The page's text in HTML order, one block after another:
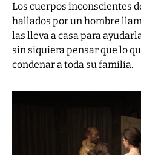
Los cuerpos inconscientes
hallados por un hombre
las lleva a casa para
sin siquiera pensar que lo
condenar a toda su familia.